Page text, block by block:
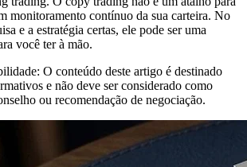
monitoramento contínuo da sua carteira. No
e a estratégia certas, ele pode ser uma
você ter à mão.
O conteúdo deste artigo é destinado
e não deve ser considerado como
ou recomendação de negociação.